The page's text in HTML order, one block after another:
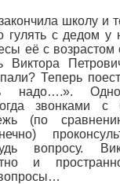
школу и
гулять с дедом
её с возрастом
Теперь
надо….».
звонками с
(по
вопросу.
и